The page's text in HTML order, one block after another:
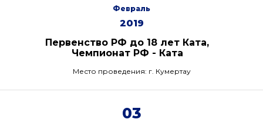
Февраль
2019
Первенство РФ до 18 лет Ката,
Чемпионат РФ - Ката
Место проведения: г. Кумертау
03